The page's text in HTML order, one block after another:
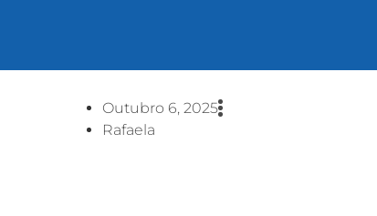
Outubro 6, 2025
Rafaela